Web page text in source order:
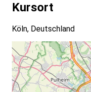
Kursort
Köln, Deutschland